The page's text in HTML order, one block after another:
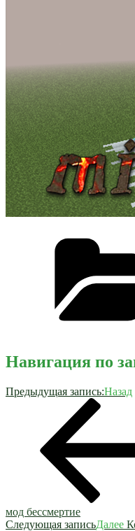
Навигация по
Предыдущая запись:Назад
мод бессмертие
Следующая записьДалее